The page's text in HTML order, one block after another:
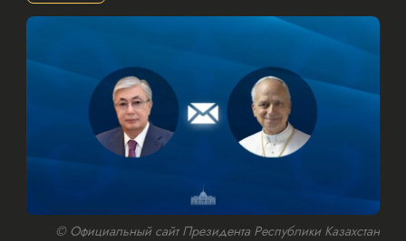
© Официальный сайт Президента Республики Казахстан